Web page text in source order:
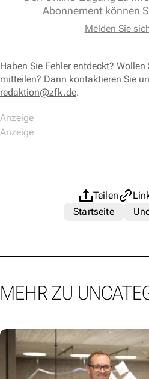
Abonnement können
Melden Sie
Haben Sie Fehler entdeckt?
mitteilen? Dann kontaktieren Sie
redaktion@zfk.de.
Teilen
Startseite
MEHR ZU